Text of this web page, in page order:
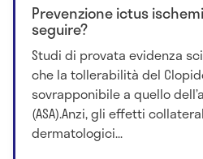
Prevenzione ictus
seguire?
Studi di provata evidenza
che la tollerabilità del
sovrapponibile a quello
(ASA).Anzi, gli effetti
dermatologici...